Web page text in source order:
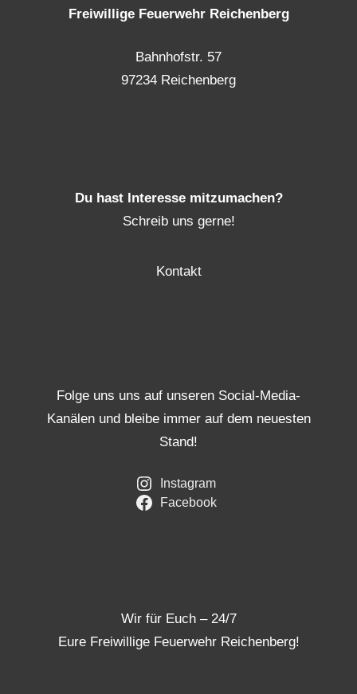
Freiwillige Feuerwehr Reichenberg
Bahnhofstr. 57
97234 Reichenberg
Du hast Interesse mitzumachen?
Schreib uns gerne!
Kontakt
Folge uns uns auf unseren Social-Media-
Kanälen und bleibe immer auf dem neuesten
Stand!
Instagram
Facebook
Wir für Euch – 24/7
Eure Freiwillige Feuerwehr Reichenberg!